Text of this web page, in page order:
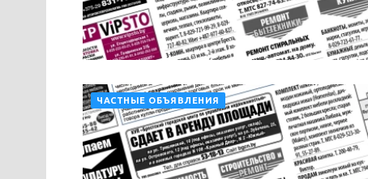
ЧАСТНЫЕ ОБЪЯВЛЕНИЯ